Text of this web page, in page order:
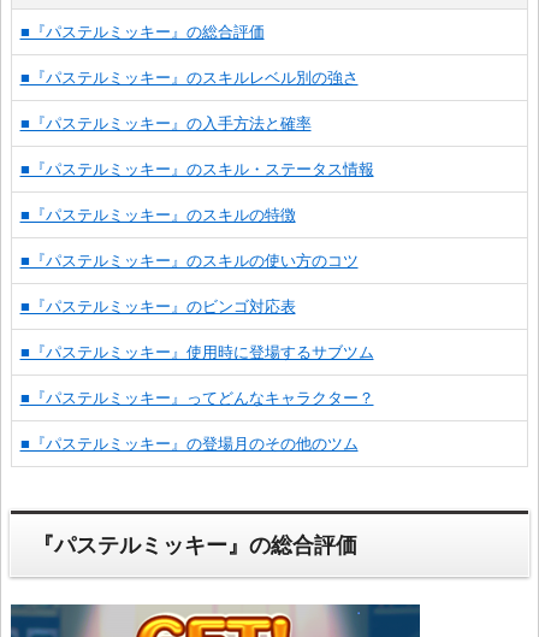
■『パステルミッキー』の総合評価
■『パステルミッキー』のスキルレベル別の強さ
■『パステルミッキー』の入手方法と確率
■『パステルミッキー』のスキル・ステータス情報
■『パステルミッキー』のスキルの特徴
■『パステルミッキー』のスキルの使い方のコツ
■『パステルミッキー』のビンゴ対応表
■『パステルミッキー』使用時に登場するサブツム
■『パステルミッキー』ってどんなキャラクター？
■『パステルミッキー』の登場月のその他のツム
『パステルミッキー』の総合評価